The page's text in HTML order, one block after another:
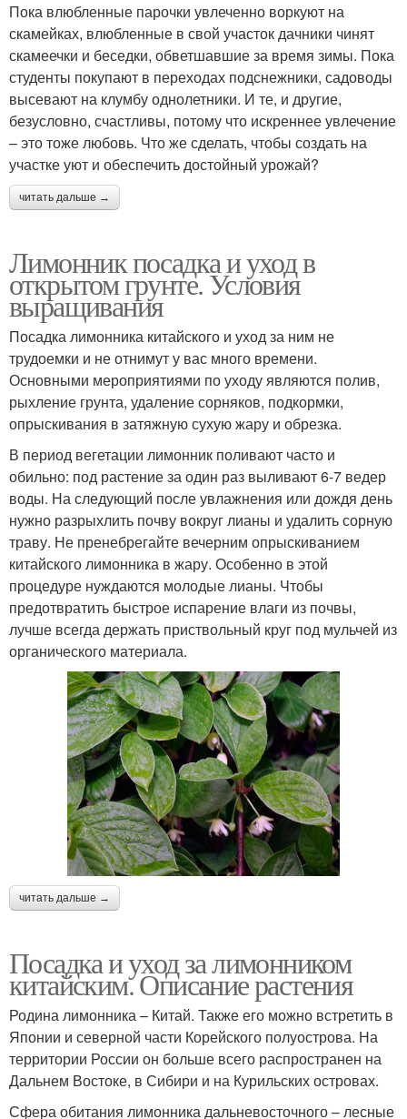
Пока влюбленные парочки увлеченно воркуют на
скамейках, влюбленные в свой участок дачники чинят
скамеечки и беседки, обветшавшие за время зимы. Пока
студенты покупают в переходах подснежники, садоводы
высевают на клумбу однолетники. И те, и другие,
безусловно, счастливы, потому что искреннее увлечение
– это тоже любовь. Что же сделать, чтобы создать на
участке уют и обеспечить достойный урожай?
читать дальше →
Лимонник посадка и уход в
открытом грунте. Условия
выращивания
Посадка лимонника китайского и уход за ним не
трудоемки и не отнимут у вас много времени.
Основными мероприятиями по уходу являются полив,
рыхление грунта, удаление сорняков, подкормки,
опрыскивания в затяжную сухую жару и обрезка.
В период вегетации лимонник поливают часто и
обильно: под растение за один раз выливают 6-7 ведер
воды. На следующий после увлажнения или дождя день
нужно разрыхлить почву вокруг лианы и удалить сорную
траву. Не пренебрегайте вечерним опрыскиванием
китайского лимонника в жару. Особенно в этой
процедуре нуждаются молодые лианы. Чтобы
предотвратить быстрое испарение влаги из почвы,
лучше всегда держать приствольный круг под мульчей из
органического материала.
читать дальше →
Посадка и уход за лимонником
китайским. Описание растения
Родина лимонника – Китай. Также его можно встретить в
Японии и северной части Корейского полуострова. На
территории России он больше всего распространен на
Дальнем Востоке, в Сибири и на Курильских островах.
Сфера обитания лимонника дальневосточного – лесные